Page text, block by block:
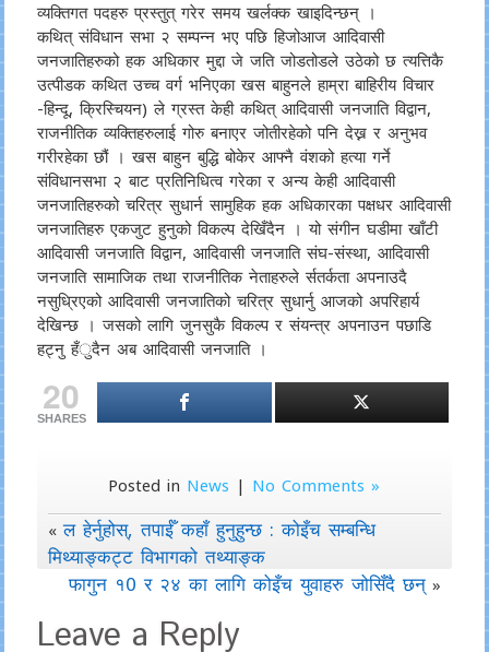
व्यक्तिगत पदहरु प्रस्तुत् गरेर समय खर्लक्क खाइदिन्छन् ।
कथित् संविधान सभा २ सम्पन्न भए पछि हिजोआज आदिवासी
जनजातिहरुको हक अधिकार मुद्दा जे जति जोडतोडले उठेको छ त्यत्तिकै
उत्पीडक कथित उच्च वर्ग भनिएका खस बाहुनले हाम्रा बाहिरीय विचार
-हिन्दू, क्रिस्चियन) ले ग्रस्त केही कथित् आदिवासी जनजाति विद्वान,
राजनीतिक व्यक्तिहरुलाई गोरु बनाएर जोतीरहेको पनि देख्न र अनुभव
गरीरहेका छौं । खस बाहुन बुद्धि बोकेर आफ्नै वंशको हत्या गर्ने
संविधानसभा २ बाट प्रतिनिधित्व गरेका र अन्य केही आदिवासी
जनजातिहरुको चरित्र सुधार्न सामुहिक हक अधिकारका पक्षधर आदिवासी
जनजातिहरु एकजुट हुनुको विकल्प देखिँदैन । यो संगीन घडीमा खाँटी
आदिवासी जनजाति विद्वान, आदिवासी जनजाति संघ-संस्था, आदिवासी
जनजाति सामाजिक तथा राजनीतिक नेताहरुले र्सतर्कता अपनाउदै
नसुध्रिएको आदिवासी जनजातिको चरित्र सुधार्नु आजको अपरिहार्य
देखिन्छ । जसको लागि जुनसुकै विकल्प र संयन्त्र अपनाउन पछाडि
हट्नु हँुदैन अब आदिवासी जनजाति ।
20
SHARES
Posted in News | No Comments »
«ल हेर्नुहोस्, तपाईँ कहाँ हुनुहुन्छ : कोइँच सम्बन्धि
मिथ्याङ्कट्ट विभागको तथ्याङ्क
फागुन १0 र २४ का लागि कोइँच युवाहरु जोसिँदै छन् »
Leave a Reply